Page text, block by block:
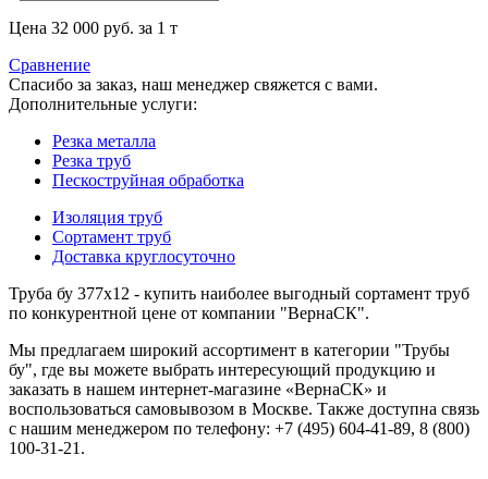
Цена 32 000 руб. за 1 т
Сравнение
Спасибо за заказ, наш менеджер свяжется с вами.
Дополнительные услуги:
Резка металла
Резка труб
Пескоструйная обработка
Изоляция труб
Сортамент труб
Доставка круглосуточно
Труба бу 377х12 - купить наиболее выгодный сортамент труб
по конкурентной цене от компании "ВернаСК".
Мы предлагаем широкий ассортимент в категории "Трубы
бу", где вы можете выбрать интересующий продукцию и
заказать в нашем интернет-магазине «ВернаСК» и
воспользоваться самовывозом в Москве. Также доступна связь
с нашим менеджером по телефону: +7 (495) 604-41-89, 8 (800)
100-31-21.